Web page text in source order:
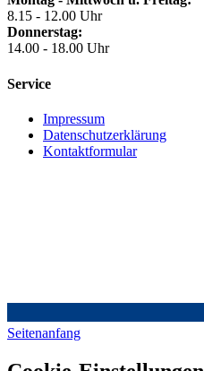
8.15 - 12.00 Uhr
Donnerstag:
14.00 - 18.00 Uhr
Service
Impressum
Datenschutzerklärung
Kontaktformular
Seitenanfang